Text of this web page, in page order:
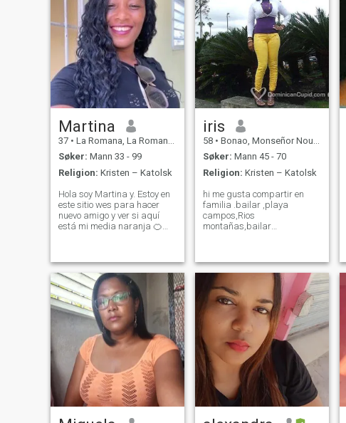
Martina
37 • La Romana, La Romana, Den Dominikanske Rep.
Søker: Mann 33 - 99
Religion: Kristen – Katolsk
Hola soy Martina y. Estoy en
este sitio wes para hacer
nuevo amigo y ver si aquí
está mi media naranja 🍊
estoy esperando y por favor
si tienes pareja no pierdan
su tie
iris
58 • Bonao, Monseñor Nouel, Den Dominikanske Rep.
Søker: Mann 45 - 70
Religion: Kristen – Katolsk
hi me gusta compartir en
familia .bailar ,playa
campos,Rios
montañas,bailar
,cosinar ver tv, internet,de
muy buen humor ,sincera, no
busco amor por dinero.
busco una pareja, para